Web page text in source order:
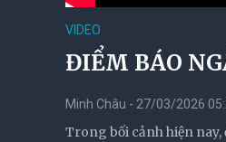
VIDEO
ĐIỂM BÁO
Minh Châu - 27/03/2026
Trong bối cảnh hiện nay,